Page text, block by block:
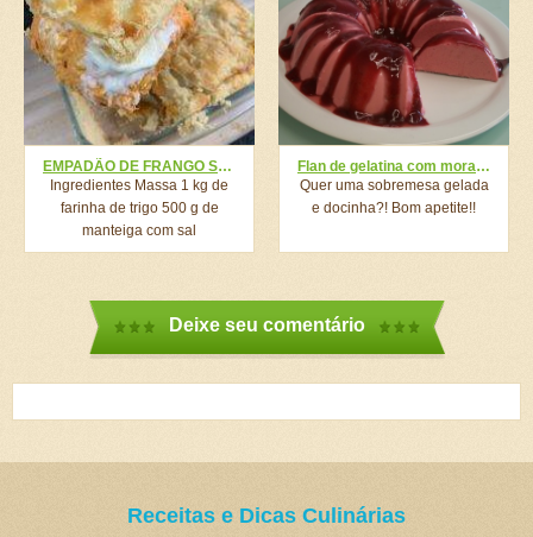
EMPADÃO DE FRANGO SUPER CREMOSO E FÁCIL (MASSA 2 INGREDIENTES) DERRETE NA BOCA!
Ingredientes Massa 1 kg de
farinha de trigo 500 g de
manteiga com sal
2 gemas para pincelar...
Flan de gelatina com morango
Quer uma sobremesa gelada
e docinha?! Bom apetite!!
Deixe seu comentário
Receitas e Dicas Culinárias